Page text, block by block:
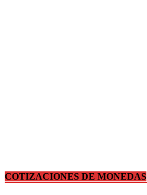
COTIZACIONES DE MONEDAS